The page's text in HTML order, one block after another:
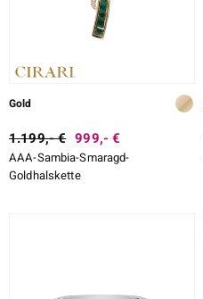
Gold
1.199,- € 999,- €
AAA-Sambia-Smaragd-
Goldhalskette